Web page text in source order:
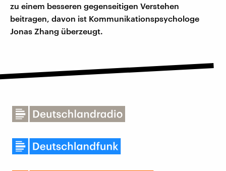
zu einem besseren gegenseitigen Verstehen
beitragen, davon ist Kommunikationspsychologe
Jonas Zhang überzeugt.